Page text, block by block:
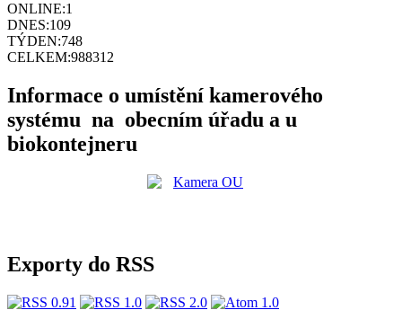
ONLINE:1
DNES:109
TÝDEN:748
CELKEM:988312
Informace o umístění kamerového
systému na obecním úřadu a u
biokontejneru
Exporty do RSS